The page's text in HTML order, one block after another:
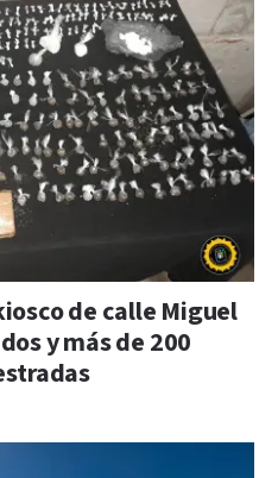
de calle Miguel
y más de 200